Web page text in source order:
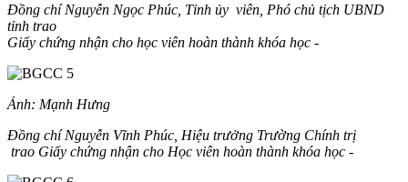
Đồng chí Nguyễn Ngọc Phúc, Tỉnh ủy viên, Phó chủ tịch UBND
tỉnh trao
Giấy chứng nhận cho học viên hoàn thành khóa học -
Ảnh: Mạnh Hưng
Đồng chí Nguyễn Vĩnh Phúc, Hiệu trưởng Trường Chính trị
trao Giấy chứng nhận cho Học viên hoàn thành khóa học -